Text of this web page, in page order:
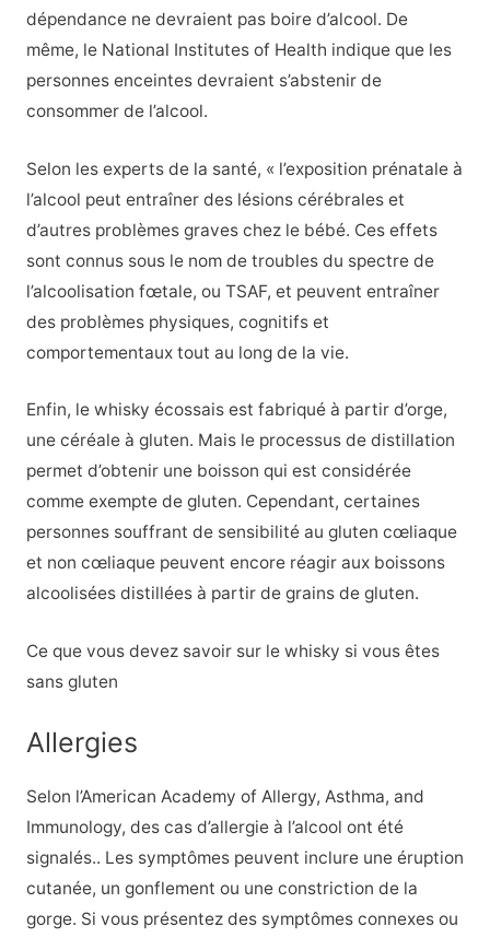
dépendance ne devraient pas boire d’alcool. De
même, le National Institutes of Health indique que les
personnes enceintes devraient s’abstenir de
consommer de l’alcool.
Selon les experts de la santé, « l’exposition prénatale à
l’alcool peut entraîner des lésions cérébrales et
d’autres problèmes graves chez le bébé. Ces effets
sont connus sous le nom de troubles du spectre de
l’alcoolisation fœtale, ou TSAF, et peuvent entraîner
des problèmes physiques, cognitifs et
comportementaux tout au long de la vie.
Enfin, le whisky écossais est fabriqué à partir d’orge,
une céréale à gluten. Mais le processus de distillation
permet d’obtenir une boisson qui est considérée
comme exempte de gluten. Cependant, certaines
personnes souffrant de sensibilité au gluten cœliaque
et non cœliaque peuvent encore réagir aux boissons
alcoolisées distillées à partir de grains de gluten.
Ce que vous devez savoir sur le whisky si vous êtes
sans gluten
Allergies
Selon l’American Academy of Allergy, Asthma, and
Immunology, des cas d’allergie à l’alcool ont été
signalés.. Les symptômes peuvent inclure une éruption
cutanée, un gonflement ou une constriction de la
gorge. Si vous présentez des symptômes connexes ou